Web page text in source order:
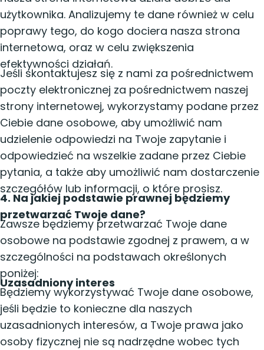
użytkownika. Analizujemy te dane również w celu
poprawy tego, do kogo dociera nasza strona
internetowa, oraz w celu zwiększenia
efektywności działań.
Jeśli skontaktujesz się z nami za pośrednictwem
poczty elektronicznej za pośrednictwem naszej
strony internetowej, wykorzystamy podane przez
Ciebie dane osobowe, aby umożliwić nam
udzielenie odpowiedzi na Twoje zapytanie i
odpowiedzieć na wszelkie zadane przez Ciebie
pytania, a także aby umożliwić nam dostarczenie
szczegółów lub informacji, o które prosisz.
4. Na jakiej podstawie prawnej będziemy
przetwarzać Twoje dane?
Zawsze będziemy przetwarzać Twoje dane
osobowe na podstawie zgodnej z prawem, a w
szczególności na podstawach określonych
poniżej:
Uzasadniony interes
Będziemy wykorzystywać Twoje dane osobowe,
jeśli będzie to konieczne dla naszych
uzasadnionych interesów, a Twoje prawa jako
osoby fizycznej nie są nadrzędne wobec tych